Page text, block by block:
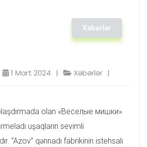
Xəbərlər
1 Mart 2024 Xəbərlər
olan «Веселые мишки»
uşaqların sevimli
“Azov” qənnadı fabrikinin istehsalı